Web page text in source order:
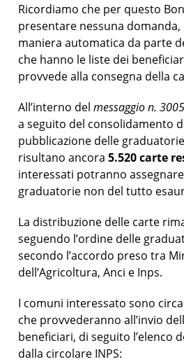
Ricordiamo che per questo
presentare nessuna
maniera automatica da parte
che hanno le liste dei
provvede alla consegna della
All’interno delmessaggio n. 3005
a seguito del consolidamento
pubblicazione delle
risultano ancora5.520 carte
interessati potranno
graduatorie non del tutto
La distribuzione delle carte
seguendo l’ordine delle
secondo l’accordo preso tra
dell’Agricoltura, Anci e Inps.
I comuni interessato sono
che provvederanno all’invio
beneficiari, di seguito l’elenco
dalla circolare INPS: